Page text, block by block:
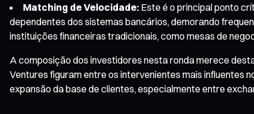
Matching de Velocidade: Este é o principal ponto
dependentes dos sistemas bancários, demorando
instituições financeiras tradicionais, como mesas de
A composição dos investidores nesta ronda merece
Ventures figuram entre os intervenientes mais influentes
expansão da base de clientes, especialmente entre